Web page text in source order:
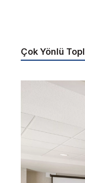
Çok Yönlü